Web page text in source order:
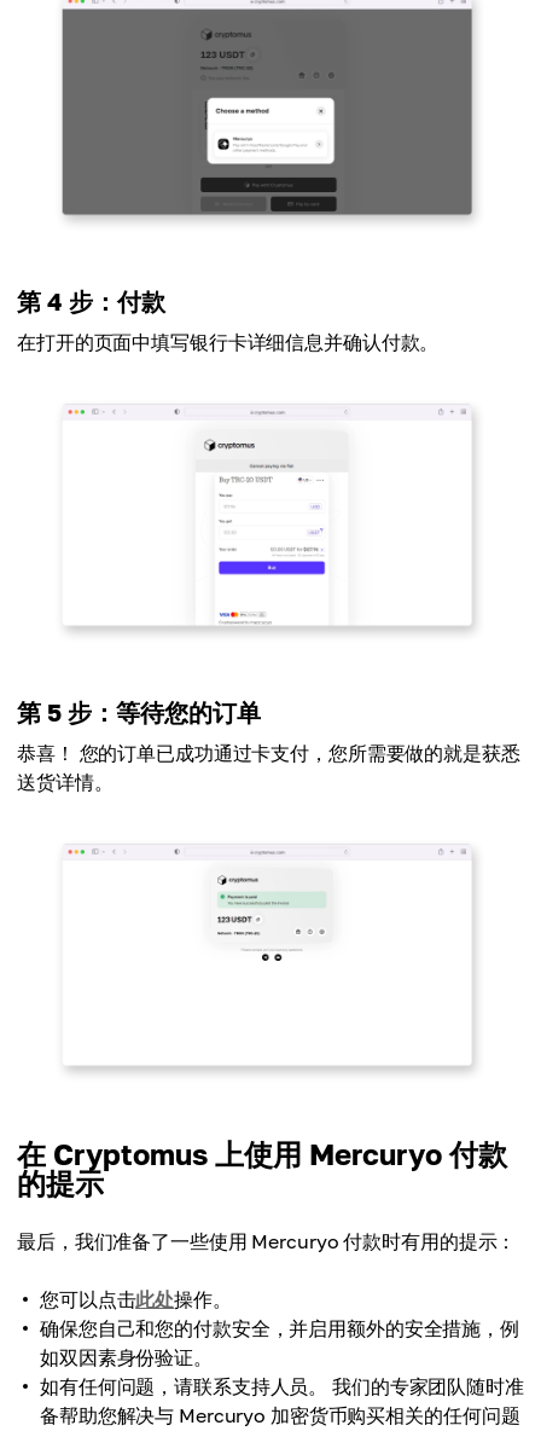
第 4 步：付款
在打开的页面中填写银行卡详细信息并确认付款。
第 5 步：等待您的订单
恭喜！ 您的订单已成功通过卡支付，您所需要做的就是获悉
送货详情。
在 Cryptomus 上使用 Mercuryo 付款
的提示
最后，我们准备了一些使用 Mercuryo 付款时有用的提示：
您可以点击此处操作。
确保您自己和您的付款安全，并启用额外的安全措施，例
如双因素身份验证。
如有任何问题，请联系支持人员。 我们的专家团队随时准
备帮助您解决与 Mercuryo 加密货币购买相关的任何问题